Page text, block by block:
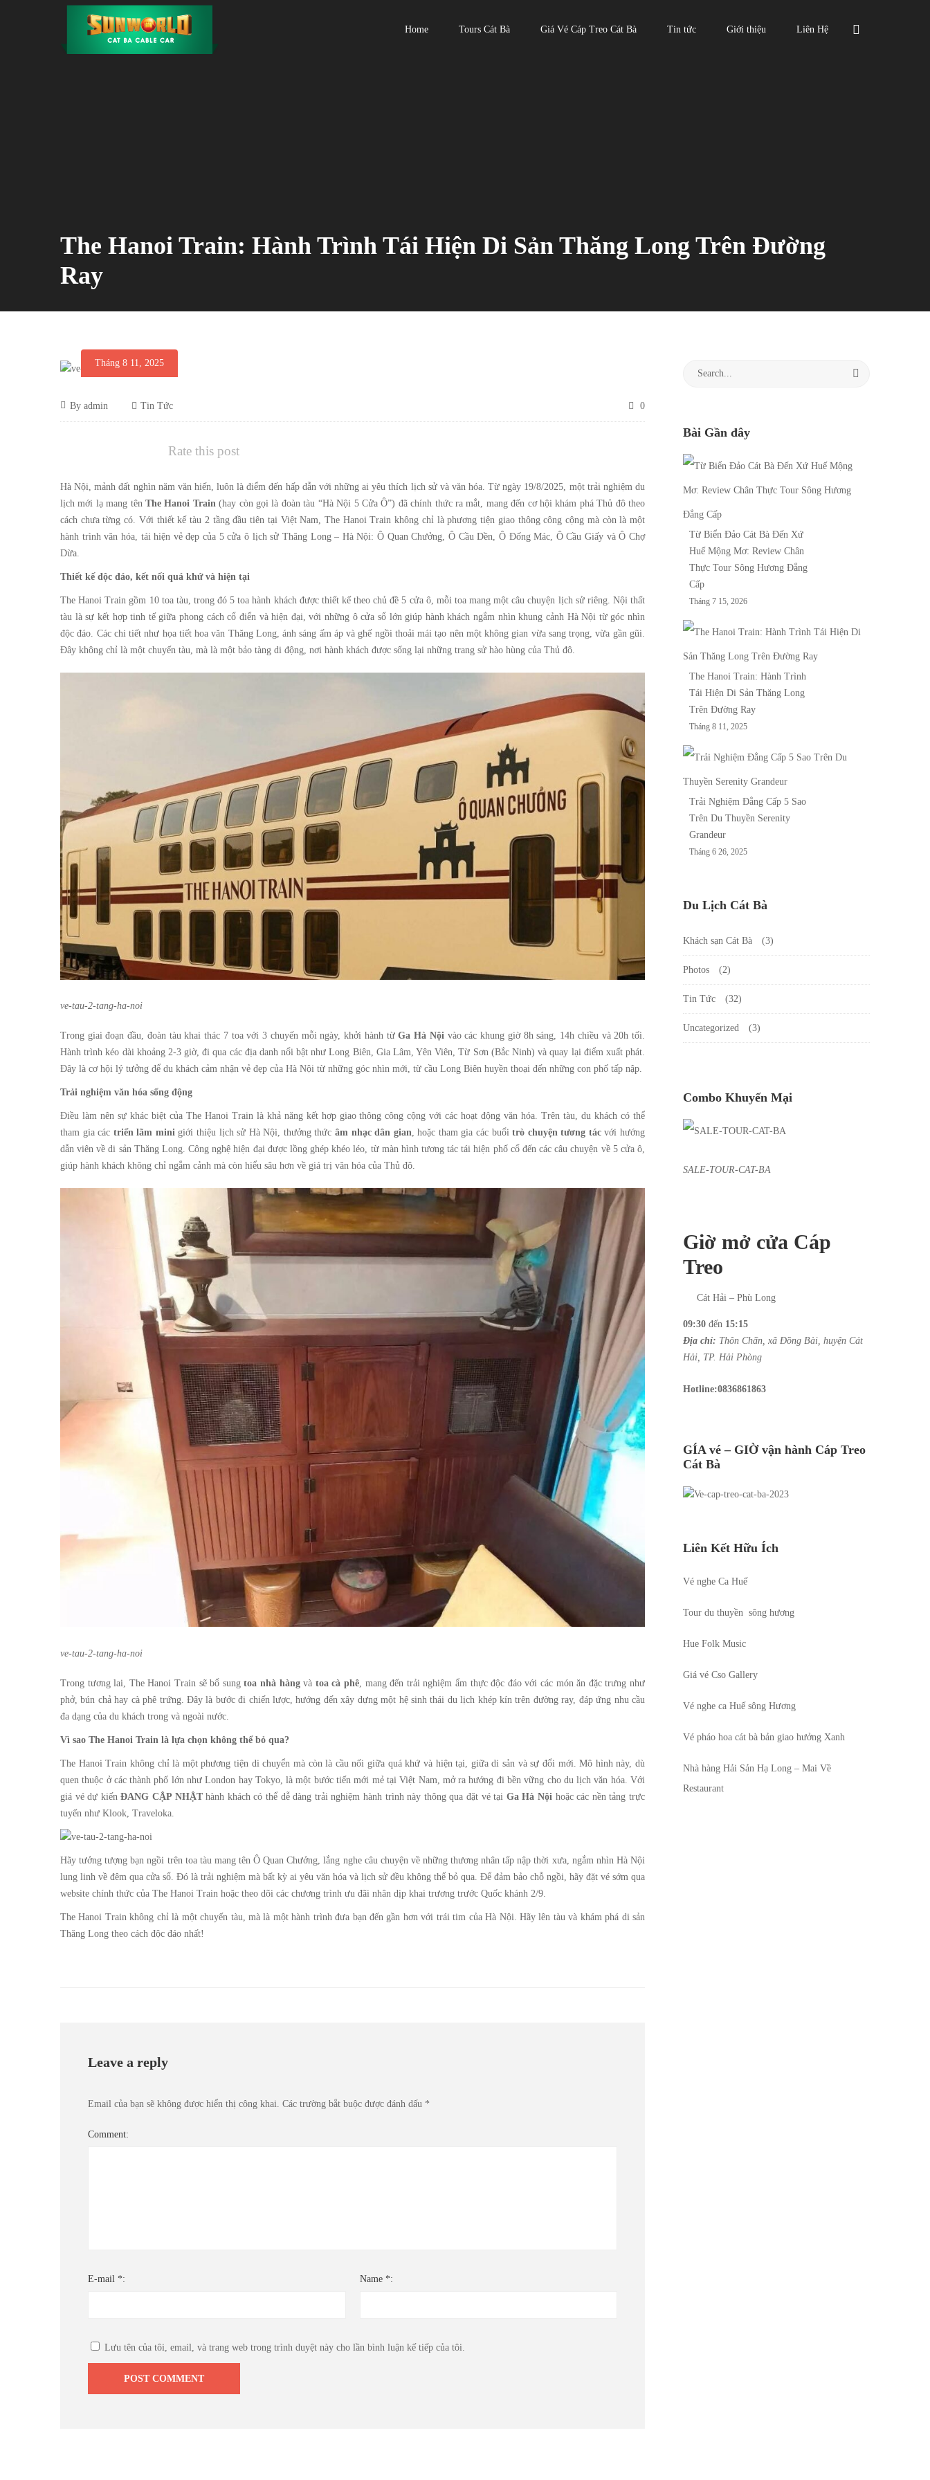
Home Tours Cát Bà Giá Vé Cáp Treo Cát Bà Tin tức Giới thiệu Liên Hệ
The Hanoi Train: Hành Trình Tái Hiện Di Sản Thăng Long Trên Đường
Ray
Tháng 8 11, 2025
The
Train:
Hành
Trình
Tái
Hiện
Di
Trên
Đường
Ray
Tháng
8
By admin Tin Tức 0
Hanoi
Train:
Hành
Trình
Tái
Hiện
Di
Đường
Ray
Tháng
11,
2025-
11T16:05:29+00:00
Tin
Tức
Rate this post
Hà Nội, mảnh đất nghìn năm văn hiến, luôn là điểm đến hấp dẫn với những ai yêu thích lịch sử và văn hóa. Từ ngày 19/8/2025, một trải nghiệm du
lịch mới lạ mang tênThe Hanoi Train (hay còn gọi là đoàntàu “Hà Nội 5 Cửa Ô”) đã chính thức ra mắt, mang đến cơ hội khám phá Thủ đô theo
cách chưa từng có. Với thiết kế tàu 2 tầng đầu tiên tại Việt Nam, The Hanoi Train không chỉ là phương tiện giao thông công cộng mà còn là một
hành trình văn hóa, tái hiện vẻ đẹp của 5 cửa ô lịch sử Thăng Long – Hà Nội: Ô Quan Chưởng, Ô Cầu Dền, Ô Đống Mác, Ô Cầu Giấy và Ô Chợ
Dừa.
Thiết kế độc đáo, kết nối quá khứ và hiện tại
The Hanoi Train gồm 10 toa tàu, trong đó 5 toa hành khách được thiết kế theo chủ đề 5 cửa ô, mỗi toa mang một câu chuyện lịch sử riêng. Nội thất
tàu là sự kết hợp tinh tế giữa phong cách cổ điển và hiện đại, với những ô cửa sổ lớn giúp hành khách ngắm nhìn khung cảnh Hà Nội từ góc nhìn
độc đáo. Các chi tiết như họa tiết hoa văn Thăng Long, ánh sáng ấm áp và ghế ngồi thoải mái tạo nên một không gian vừa sang trọng, vừa gần gũi.
Đây không chỉ là một chuyến tàu, mà là một bảo tàng di động, nơi hành khách được sống lại những trang sử hào hùng của Thủ đô.
ve-tau-2-tang-ha-noi
Trong giai đoạn đầu, đoàn tàu khai thác 7 toa với 3 chuyến mỗi ngày, khởi hành từGa Hà Nộivào các khung giờ 8h sáng, 14h chiều và 20h tối.
Hành trình kéo dài khoảng 2-3 giờ, đi qua các địa danh nổi bật như Long Biên, Gia Lâm, Yên Viên, Từ Sơn (Bắc Ninh) và quay lại điểm xuất phát.
Đây là cơ hội lý tưởng để du khách cảm nhận vẻ đẹp của Hà Nội từ những góc nhìn mới, từ cầu Long Biên huyền thoại đến những con phố tấp nập.
Trải nghiệm văn hóa sống động
Điều làm nên sự khác biệt của The Hanoi Trainlà khả năng kết hợp giao thông công cộng với các hoạt động văn hóa. Trên tàu, du khách có thể
tham gia các triển lãm minigiới thiệu lịch sử Hà Nội, thưởng thứcâm nhạc dân gian, hoặc tham gia các buổitrò chuyện tương tácvới hướng
dẫn viên về di sản Thăng Long. Công nghệ hiện đại được lồng ghép khéo léo, từ màn hình tương tác tái hiện phố cổ đến các câu chuyện về 5 cửa ô,
giúp hành khách không chỉ ngắm cảnh mà còn hiểu sâu hơn về giá trị văn hóa của Thủ đô.
ve-tau-2-tang-ha-noi
Trong tương lai, The Hanoi Train sẽ bổ sungtoa nhà hàngvà toa cà phê , mang đến trải nghiệm ẩm thực độc đáo với các món ăn đặc trưng như
phở, bún chả hay cà phê trứng. Đây là bước đi chiến lược, hướng đến xây dựng một hệ sinh thái du lịch khép kín trên đường ray, đáp ứng nhu cầu
đa dạng của du khách trong và ngoài nước.
Vì sao The Hanoi Train là lựa chọn không thể bỏ qua?
The Hanoi Train không chỉ là một phương tiện di chuyển mà còn là cầu nối giữa quá khứ và hiện tại, giữa di sản và sự đổi mới. Mô hình này, dù
quen thuộc ở các thành phố lớn như London hay Tokyo, là một bước tiến mới mẻ tại Việt Nam, mở ra hướng đi bền vững cho du lịch văn hóa. Với
giá vé dự kiếnĐANG CẬP NHẬThành khách có thể dễ dàng trải nghiệm hành trình này thông qua đặt vé tại Ga Hà Nội hoặc các nền tảng trực
tuyến như Klook, Traveloka.
Hãy tưởng tượng bạn ngồi trên toa tàu mang tên Ô Quan Chưởng, lắng nghe câu chuyện về những thương nhân tấp nập thời xưa, ngắm nhìn Hà Nội
lung linh về đêm qua cửa sổ. Đó là trải nghiệm mà bất kỳ ai yêu văn hóa và lịch sử đều không thể bỏ qua. Để đảm bảo chỗ ngồi, hãy đặt vé sớm qua
website chính thức của The Hanoi Train hoặc theo dõi các chương trình ưu đãi nhân dịp khai trương trước Quốc khánh 2/9.
The Hanoi Train không chỉ là một chuyến tàu, mà là một hành trình đưa bạn đến gần hơn với trái tim của Hà Nội. Hãy lên tàu và khám phá di sản
Thăng Long theo cách độc đáo nhất!
Leave a reply
Email của bạn sẽ không được hiển thị công khai. Các trường bắt buộc được đánh dấu *
Comment:
E-mail *: Name *:
Lưu tên của tôi, email, và trang web trong trình duyệt này cho lần bình luận kế tiếp của tôi.
Search
Bài Gần đây
Từ Biển Đảo Cát Bà Đến Xứ
Huế Mộng Mơ: Review Chân
Thực Tour Sông Hương Đẳng
Cấp
Tháng 7 15, 2026
The Hanoi Train: Hành Trình
Tái Hiện Di Sản Thăng Long
Trên Đường Ray
Tháng 8 11, 2025
Trải Nghiệm Đẳng Cấp 5 Sao
Trên Du Thuyền Serenity
Grandeur
Tháng 6 26, 2025
Du Lịch Cát Bà
Khách sạn Cát Bà (3)
Photos (2)
Tin Tức (32)
Uncategorized (3)
Combo Khuyến Mại
SALE-TOUR-CAT-BA
Giờ mở cửa Cáp
Treo
Cát Hải – Phù Long
09:30 đến 15:15
Địa chỉ: Thôn Chấn, xã Đồng Bài, huyện Cát
Hải, TP. Hải Phòng
Hotline:0836861863
GÍA vé – GIỜ vận hành Cáp Treo
Cát Bà
Liên Kết Hữu Ích
Vé nghe Ca Huế
Tour du thuyền sông hương
Hue Folk Music
Giá vé Cso Gallery
Vé nghe ca Huếsông Hương
Vé pháo hoa cát bà bản giao hưởng Xanh
Nhà hàng Hải Sản Hạ Long – Mai Về
Restaurant